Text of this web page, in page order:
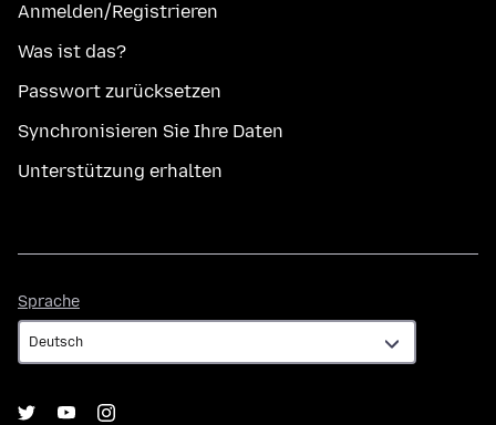
Anmelden/Registrieren
Was ist das?
Passwort zurücksetzen
Synchronisieren Sie Ihre Daten
Unterstützung erhalten
Sprache